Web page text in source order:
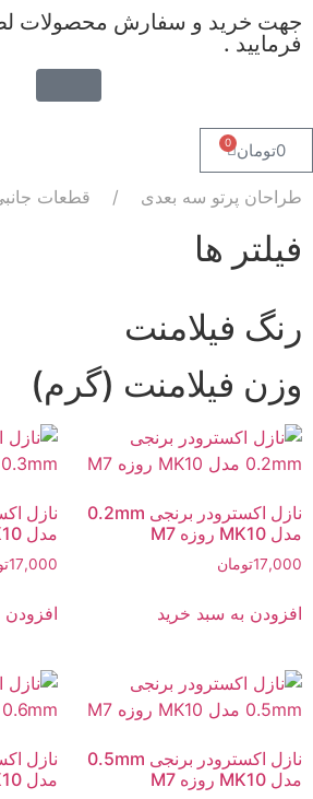
جهت خرید و سفارش محصولات
فرمایید .
0تومان 0
طراحان پرتو سه بعدی قطعات
فیلتر ها
رنگ فیلامنت
وزن فیلامنت (گرم)
نازل اکسترودر برنجی 0.2mm
مدل MK10 روزه M7
17,000تومان
افزودن به سبد خرید
مدل MK10 روزه M7
17,000
افزودن
نازل اکسترودر برنجی 0.5mm
مدل MK10 روزه M7
مدل MK10 روزه M7